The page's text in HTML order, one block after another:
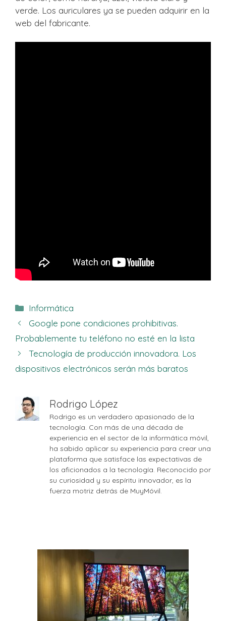
verde. Los auriculares ya se pueden adquirir en la
web del fabricante.
Categorías
Informática
Google pone condiciones prohibitivas.
Probablemente tu teléfono no esté en la lista
Tecnología de producción innovadora. Los
dispositivos electrónicos serán más baratos
Rodrigo López
Rodrigo es un verdadero apasionado de la
tecnología. Con más de una década de
experiencia en el sector de la informática móvil,
ha sabido aplicar su experiencia para crear una
plataforma que satisface las expectativas de
los aficionados a la tecnología. Reconocido por
su curiosidad y su espíritu innovador, es la
fuerza motriz detrás de MuyMóvil.